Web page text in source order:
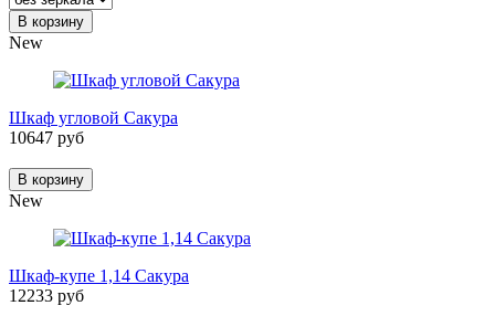
В корзину
New
Шкаф угловой Сакура
10647 руб
В корзину
New
Шкаф-купе 1,14 Сакура
12233 руб